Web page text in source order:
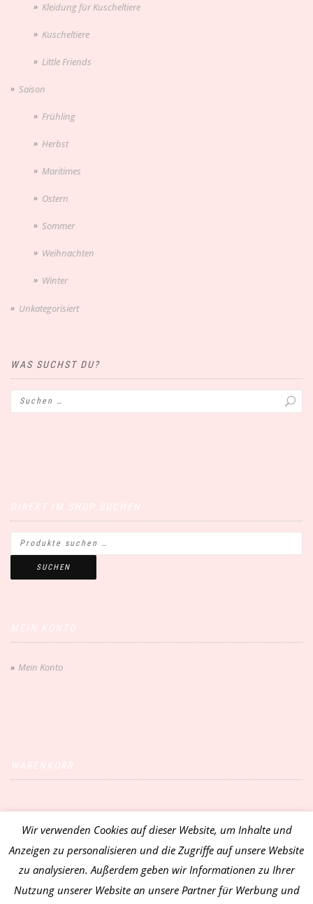
Kleidung für Kuscheltiere
Kuscheltiere
Little Friends
Saison
Frühling
Herbst
Maritimes
Ostern
Sommer
Weihnachten
Winter
Unkategorisiert
WAS SUCHST DU?
SUCHEN
Mein Konto
Wir verwenden Cookies auf dieser Website, um Inhalte und
Anzeigen zu personalisieren und die Zugriffe auf unsere Website
zu analysieren. Außerdem geben wir Informationen zu Ihrer
Nutzung unserer Website an unsere Partner für Werbung und